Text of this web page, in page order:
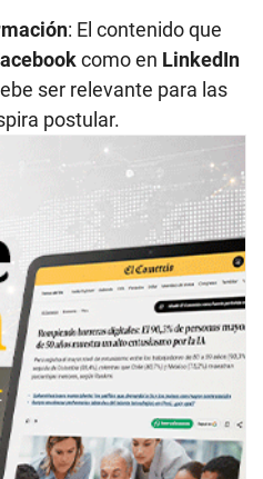
: El contenido que
como en LinkedIn
ser relevante para las
postular.